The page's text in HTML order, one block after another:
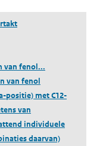
van fenol...
van fenol
positie) met C12-
van
individuele
daarvan)